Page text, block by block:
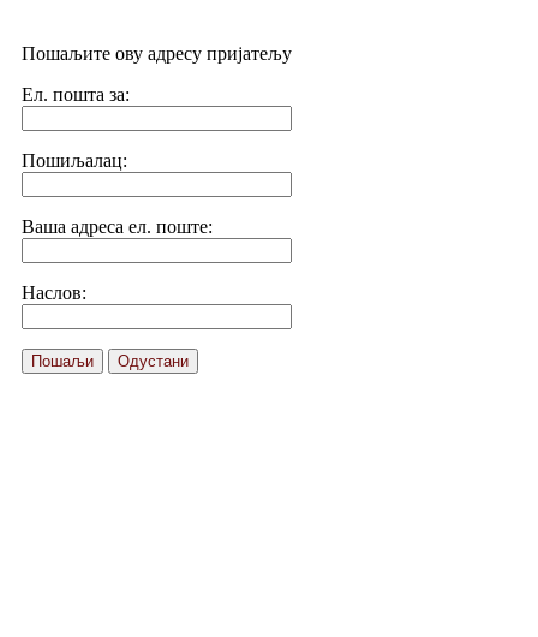
Пошаљите ову адресу пријатељу
Ел. пошта за:
Пошиљалац:
Ваша адреса ел. поште:
Наслов:
Пошаљи Одустани